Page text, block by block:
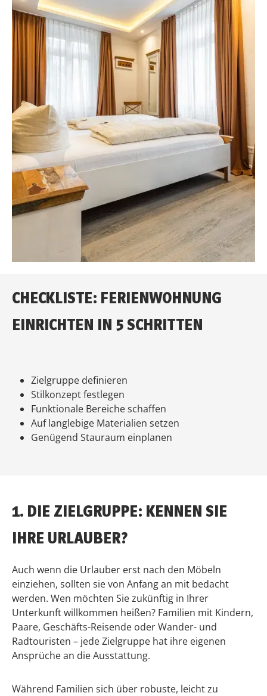
CHECKLISTE: FERIENWOHNUNG
EINRICHTEN IN 5 SCHRITTEN
Zielgruppe definieren
Stilkonzept festlegen
Funktionale Bereiche schaffen
Auf langlebige Materialien setzen
Genügend Stauraum einplanen
1. DIE ZIELGRUPPE: KENNEN SIE
IHRE URLAUBER?
Auch wenn die Urlauber erst nach den Möbeln
einziehen, sollten sie von Anfang an mit bedacht
werden. Wen möchten Sie zukünftig in Ihrer
Unterkunft willkommen heißen? Familien mit Kindern,
Paare, Geschäfts-Reisende oder Wander- und
Radtouristen – jede Zielgruppe hat ihre eigenen
Ansprüche an die Ausstattung.
Während Familien sich über robuste, leicht zu